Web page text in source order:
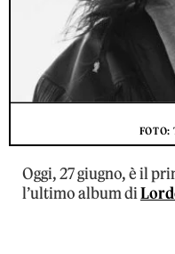
FOTO:
Oggi, 27 giugno, è il
l’ultimo album di